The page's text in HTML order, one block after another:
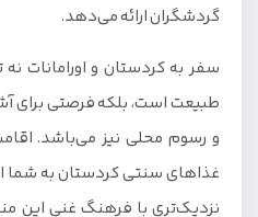
گردشگران ارائه می‌دهد.
سفر به کردستان و اورامانات
طبیعت است، بلکه فرصتی برای
و رسوم محلی نیز می‌باشد.
غذاهای سنتی کردستان به شما
نزدیک‌تری با فرهنگ غنی این